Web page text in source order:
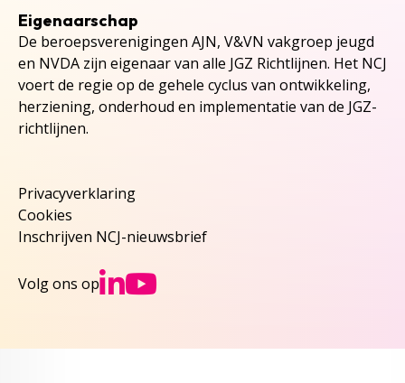
Eigenaarschap
De beroepsverenigingen AJN, V&VN vakgroep jeugd
en NVDA zijn eigenaar van alle JGZ Richtlijnen. Het NCJ
voert de regie op de gehele cyclus van ontwikkeling,
herziening, onderhoud en implementatie van de JGZ-
richtlijnen.
Privacyverklaring
Cookies
Inschrijven NCJ-nieuwsbrief
Volg ons op Ga naar NCJs